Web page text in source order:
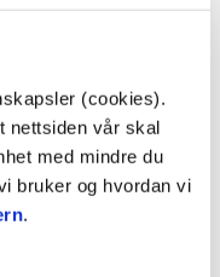
(cookies).
nettsiden vår skal
med mindre du
bruker og hvordan vi
.